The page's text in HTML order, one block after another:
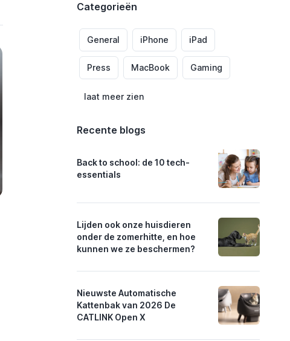
Categorieën
General iPhone iPad
Press MacBook Gaming
laat meer zien
Recente blogs
Back to school: de 10 tech-
essentials
Lijden ook onze huisdieren
onder de zomerhitte, en hoe
kunnen we ze beschermen?
Nieuwste Automatische
Kattenbak van 2026 De
CATLINK Open X